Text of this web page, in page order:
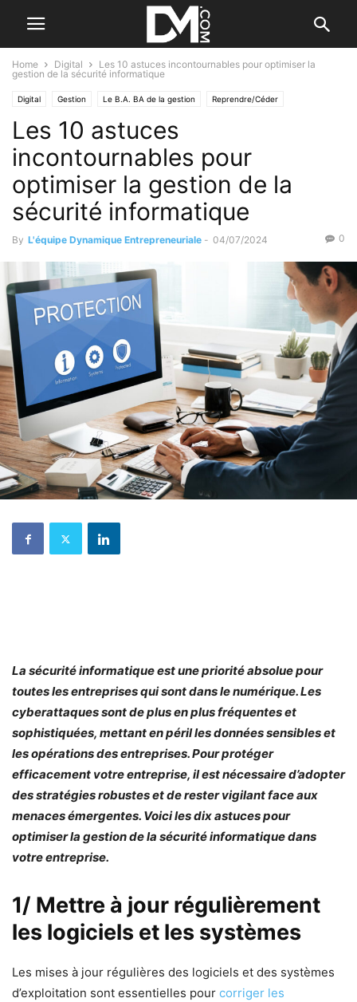
Home Digital
Les 10 astuces incontournables pour optimiser la
gestion de la sécurité informatique
Digital Gestion Le B.A. BA de la gestion Reprendre/Céder
Vérifier l'entreprise
Les 10 astuces
incontournables pour
optimiser la gestion de la
sécurité informatique
By L'équipe Dynamique Entrepreneuriale - 04/07/2024 0
La sécurité informatique est une priorité absolue pour
toutes les entreprises qui sont dans le numérique. Les
cyberattaques sont de plus en plus fréquentes et
sophistiquées, mettant en péril les données sensibles et
les opérations des entreprises. Pour protéger
efficacement votre entreprise, il est nécessaire d’adopter
des stratégies robustes et de rester vigilant face aux
menaces émergentes. Voici les dix astuces pour
optimiser la gestion de la sécurité informatique dans
votre entreprise.
1/ Mettre à jour régulièrement
les logiciels et les systèmes
Les mises à jour régulières des logiciels et des systèmes
d’exploitation sont essentielles pour corriger les